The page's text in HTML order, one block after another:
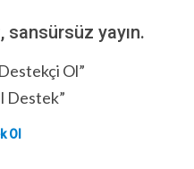
sansürsüz yayın.
Ol”
Destek”
Ol